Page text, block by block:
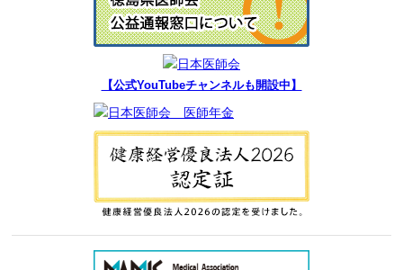
【公式YouTubeチャンネルも開設中】